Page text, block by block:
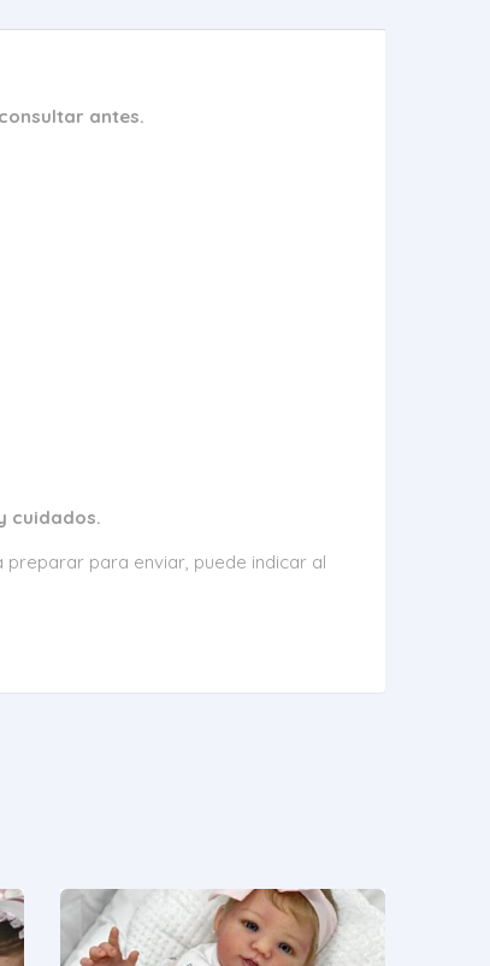
antes.
cuidados.
para enviar, puede indicar al